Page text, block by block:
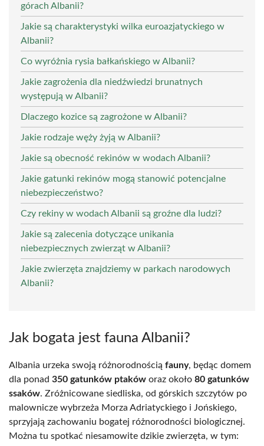
górach Albanii?
Jakie są charakterystyki wilka euroazjatyckiego w
Albanii?
Co wyróżnia rysia bałkańskiego w Albanii?
Jakie zagrożenia dla niedźwiedzi brunatnych
występują w Albanii?
Dlaczego kozice są zagrożone w Albanii?
Jakie rodzaje węży żyją w Albanii?
Jakie są obecność rekinów w wodach Albanii?
Jakie gatunki rekinów mogą stanowić potencjalne
niebezpieczeństwo?
Czy rekiny w wodach Albanii są groźne dla ludzi?
Jakie są zalecenia dotyczące unikania
niebezpiecznych zwierząt w Albanii?
Jakie zwierzęta znajdziemy w parkach narodowych
Albanii?
Jak bogata jest fauna Albanii?
Albania urzeka swoją różnorodnością fauny, będąc domem
dla ponad 350 gatunków ptaków oraz około 80 gatunków
ssaków. Zróżnicowane siedliska, od górskich szczytów po
malownicze wybrzeża Morza Adriatyckiego i Jońskiego,
sprzyjają zachowaniu bogatej różnorodności biologicznej.
Można tu spotkać niesamowite dzikie zwierzęta, w tym: